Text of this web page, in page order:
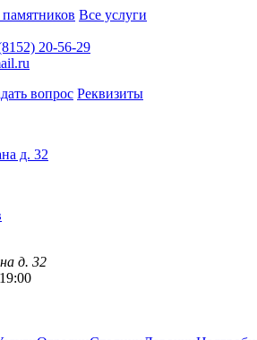
Все услуги
20-56-29
вопрос Реквизиты
д. 32
д. 32